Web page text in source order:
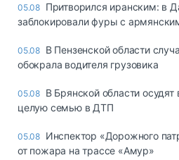
05.08 Притворился иранским: в
заблокировали фуры с
05.08 В Пензенской области
обокрала водителя грузовика
05.08 В Брянской области осудят
целую семью в ДТП
05.08 Инспектор «Дорожного
от пожара на трассе «Амур»